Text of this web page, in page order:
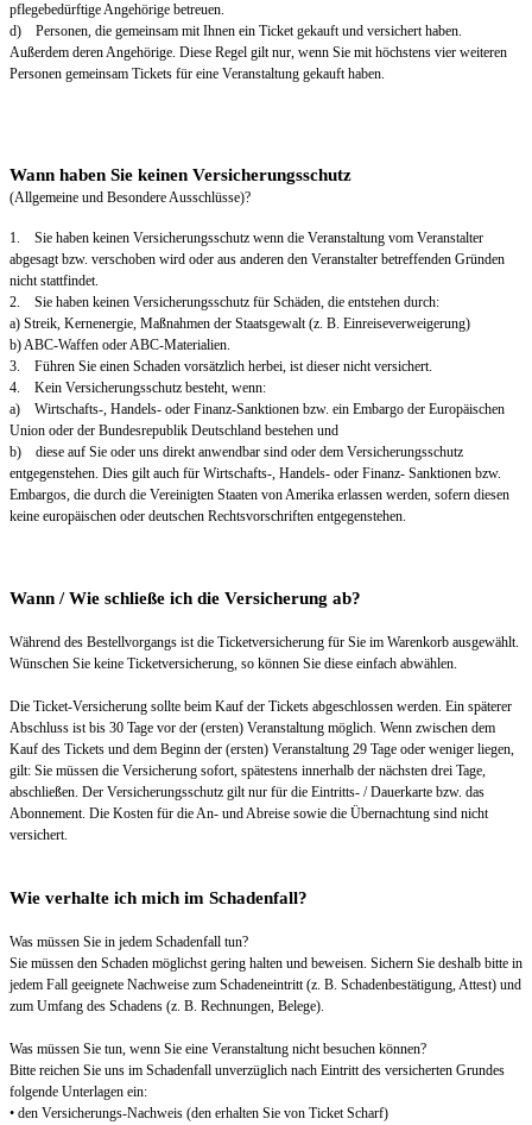
pflegebedürftige Angehörige betreuen.
d) Personen, die gemeinsam mit Ihnen ein Ticket gekauft und versichert haben.
Außerdem deren Angehörige. Diese Regel gilt nur, wenn Sie mit höchstens vier weiteren
Personen gemeinsam Tickets für eine Veranstaltung gekauft haben.
Wann haben Sie keinen Versicherungsschutz
(Allgemeine und Besondere Ausschlüsse)?
1. Sie haben keinen Versicherungsschutz wenn die Veranstaltung vom Veranstalter
abgesagt bzw. verschoben wird oder aus anderen den Veranstalter betreffenden Gründen
nicht stattfindet.
2. Sie haben keinen Versicherungsschutz für Schäden, die entstehen durch:
a) Streik, Kernenergie, Maßnahmen der Staatsgewalt (z. B. Einreiseverweigerung)
b) ABC-Waffen oder ABC-Materialien.
3. Führen Sie einen Schaden vorsätzlich herbei, ist dieser nicht versichert.
4. Kein Versicherungsschutz besteht, wenn:
a) Wirtschafts-, Handels- oder Finanz-Sanktionen bzw. ein Embargo der Europäischen
Union oder der Bundesrepublik Deutschland bestehen und
b) diese auf Sie oder uns direkt anwendbar sind oder dem Versicherungsschutz
entgegenstehen. Dies gilt auch für Wirtschafts-, Handels- oder Finanz- Sanktionen bzw.
Embargos, die durch die Vereinigten Staaten von Amerika erlassen werden, sofern diesen
keine europäischen oder deutschen Rechtsvorschriften entgegenstehen.
Wann / Wie schließe ich die Versicherung ab?
Während des Bestellvorgangs ist die Ticketversicherung für Sie im Warenkorb ausgewählt.
Wünschen Sie keine Ticketversicherung, so können Sie diese einfach abwählen.
Die Ticket-Versicherung sollte beim Kauf der Tickets abgeschlossen werden. Ein späterer
Abschluss ist bis 30 Tage vor der (ersten) Veranstaltung möglich. Wenn zwischen dem
Kauf des Tickets und dem Beginn der (ersten) Veranstaltung 29 Tage oder weniger liegen,
gilt: Sie müssen die Versicherung sofort, spätestens innerhalb der nächsten drei Tage,
abschließen. Der Versicherungsschutz gilt nur für die Eintritts- / Dauerkarte bzw. das
Abonnement. Die Kosten für die An- und Abreise sowie die Übernachtung sind nicht
versichert.
Wie verhalte ich mich im Schadenfall?
Was müssen Sie in jedem Schadenfall tun?
Sie müssen den Schaden möglichst gering halten und beweisen. Sichern Sie deshalb bitte in
jedem Fall geeignete Nachweise zum Schadeneintritt (z. B. Schadenbestätigung, Attest) und
zum Umfang des Schadens (z. B. Rechnungen, Belege).
Was müssen Sie tun, wenn Sie eine Veranstaltung nicht besuchen können?
Bitte reichen Sie uns im Schadenfall unverzüglich nach Eintritt des versicherten Grundes
folgende Unterlagen ein:
• den Versicherungs-Nachweis (den erhalten Sie von Ticket Scharf)